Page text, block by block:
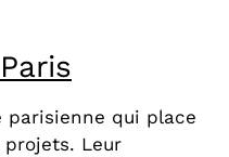
parisienne qui place
Leur